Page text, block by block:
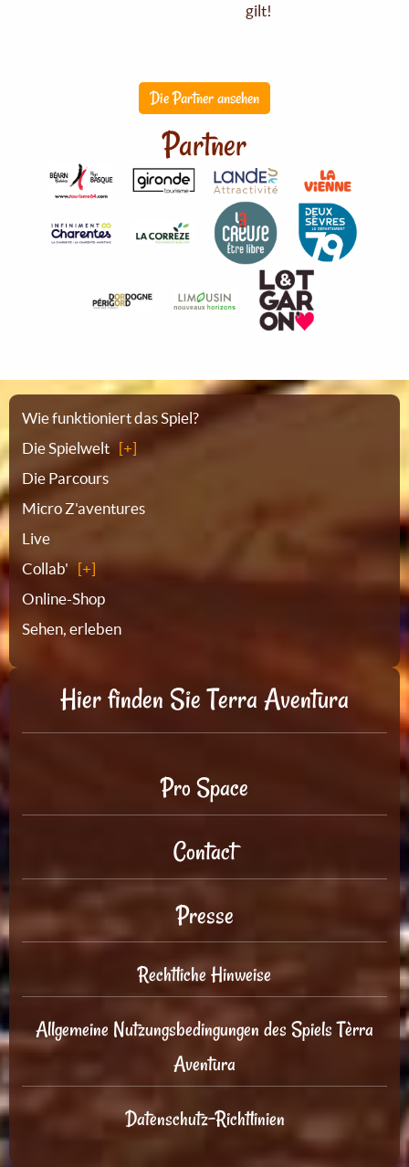
gilt!
Die Partner ansehen
Partner
Sitemap
Wie funktioniert das Spiel?
Die Spielwelt
Die Parcours
Micro Z'aventures
Live
Collab'
Online-Shop
Sehen, erleben
Hier finden Sie Terra Aventura
Pro Space
Contact
Presse
Rechtliche Hinweise
Allgemeine Nutzungsbedingungen des Spiels Tèrra
Aventura
Datenschutz-Richtlinien